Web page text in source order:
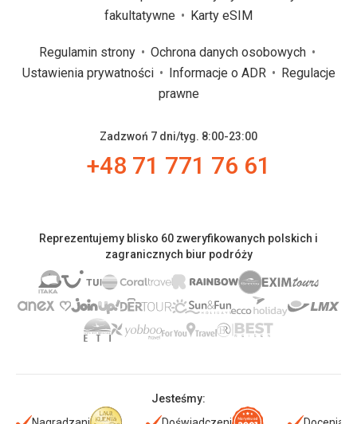
fakultatywne
Karty eSIM
Regulamin strony
Ochrona danych osobowych
Ustawienia prywatności
Informacje o ADR
Regulacje
prawne
Zadzwoń 7 dni/tyg. 8:00-23:00
+48 71 771 76 61
Reprezentujemy blisko 60 zweryfikowanych polskich i
zagranicznych biur podróży
Jesteśmy: